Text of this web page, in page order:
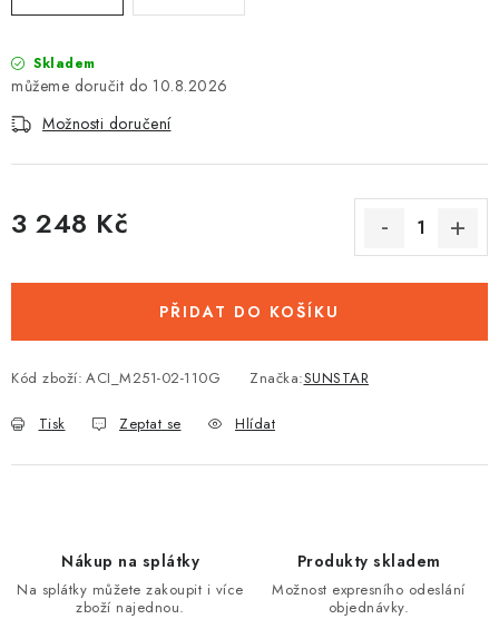
Skladem
10.8.2026
Možnosti doručení
3 248 Kč
PŘIDAT DO KOŠÍKU
Kód zboží: ACI_M251-02-110G Značka:SUNSTAR
Tisk Zeptat se Hlídat
Nákup na splátky
Na splátky můžete zakoupit i více
zboží najednou.
Produkty skladem
Možnost expresního odeslání
objednávky.